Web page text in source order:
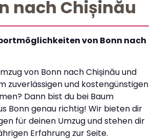
nach Chișinău
von Bonn nach
von Bonn nach Chișinău und
zuverlässigen und kostengünstigen
Dann bist du bei Baum
Bonn genau richtig! Wir bieten dir
für deinen Umzug und stehen dir
Erfahrung zur Seite.